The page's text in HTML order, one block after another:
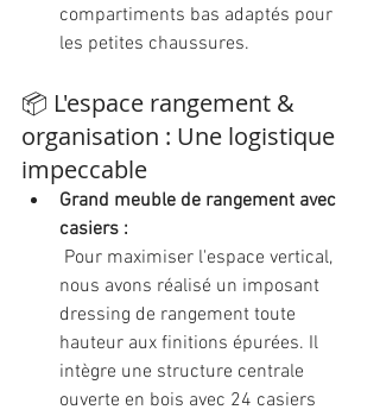
compartiments bas adaptés pour
les petites chaussures.
📦 L'espace rangement &
organisation : Une logistique
impeccable
Grand meuble de rangement avec
casiers :
Pour maximiser l'espace vertical,
nous avons réalisé un imposant
dressing de rangement toute
hauteur aux finitions épurées. Il
intègre une structure centrale
ouverte en bois avec 24 casiers